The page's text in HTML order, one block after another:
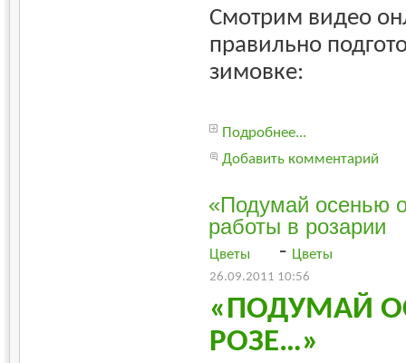
Смотрим видео
правильно
зимовке:
Подробнее...
Добавить комментарий
«Подумай осенью
работы в розарии
Цветы - Цветы
26.09.2011 10:56
«ПОДУМАЙ
РОЗЕ…»